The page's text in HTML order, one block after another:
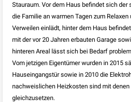
Stauraum. Vor dem Haus befindet sich der
die Familie an warmen Tagen zum
Verweilen einlädt, hinter dem Haus
mit der vor 20 Jahren erbauten Garage
hinteren Areal lässt sich bei Bedarf
Vom jetzigen Eigentümer wurden in 2015
Hauseingangstür sowie in 2010 die
nachweislichen Heizkosten sind mit denen
gleichzusetzen.